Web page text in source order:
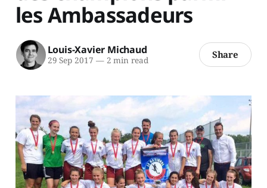
les Ambassadeurs
Louis-Xavier Michaud
29 Sep 2017 —2 min read Share